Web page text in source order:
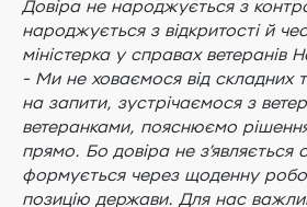
Довіра не народжується з
народжується з відкритості й
міністерка у справах ветеранів
- Ми не ховаємося від складних
на запити, зустрічаємося з
ветеранками, пояснюємо
прямо. Бо довіра не
формується через щоденну
позицію держави. Для нас